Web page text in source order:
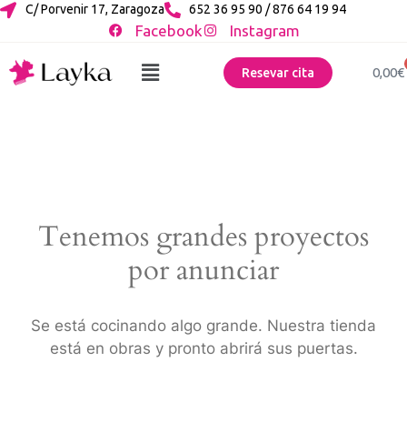
C/ Porvenir 17, Zaragoza 652 36 95 90 / 876 64 19 94
Facebook Instagram
Resevar cita 0,00€
Tenemos grandes proyectos
por anunciar
Se está cocinando algo grande. Nuestra tienda
está en obras y pronto abrirá sus puertas.